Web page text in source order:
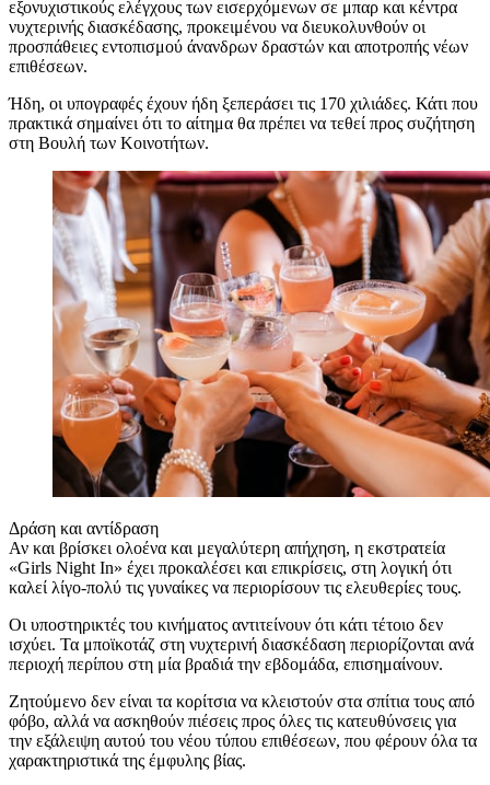
εξονυχιστικούς ελέγχους των εισερχόμενων σε μπαρ και κέντρα
νυχτερινής διασκέδασης, προκειμένου να διευκολυνθούν οι
προσπάθειες εντοπισμού άνανδρων δραστών και αποτροπής νέων
επιθέσεων.
Ήδη, οι υπογραφές έχουν ήδη ξεπεράσει τις 170 χιλιάδες. Κάτι που
πρακτικά σημαίνει ότι το αίτημα θα πρέπει να τεθεί προς συζήτηση
στη Βουλή των Κοινοτήτων.
Δράση και αντίδραση
Αν και βρίσκει ολοένα και μεγαλύτερη απήχηση, η εκστρατεία
«Girls Night In» έχει προκαλέσει και επικρίσεις, στη λογική ότι
καλεί λίγο-πολύ τις γυναίκες να περιορίσουν τις ελευθερίες τους.
Οι υποστηρικτές του κινήματος αντιτείνουν ότι κάτι τέτοιο δεν
ισχύει. Τα μποϊκοτάζ στη νυχτερινή διασκέδαση περιορίζονται ανά
περιοχή περίπου στη μία βραδιά την εβδομάδα, επισημαίνουν.
Ζητούμενο δεν είναι τα κορίτσια να κλειστούν στα σπίτια τους από
φόβο, αλλά να ασκηθούν πιέσεις προς όλες τις κατευθύνσεις για
την εξάλειψη αυτού του νέου τύπου επιθέσεων, που φέρουν όλα τα
χαρακτηριστικά της έμφυλης βίας.